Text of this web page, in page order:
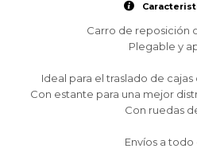
Carro de reposición
Plegable y
Ideal para el traslado de
Con estante para una mejor
Con ruedas
Envíos a todo